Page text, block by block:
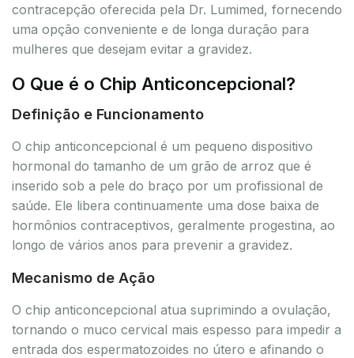
contracepção oferecida pela Dr. Lumimed, fornecendo
uma opção conveniente e de longa duração para
mulheres que desejam evitar a gravidez.
O Que é o Chip Anticoncepcional?
Definição e Funcionamento
O chip anticoncepcional é um pequeno dispositivo
hormonal do tamanho de um grão de arroz que é
inserido sob a pele do braço por um profissional de
saúde. Ele libera continuamente uma dose baixa de
hormônios contraceptivos, geralmente progestina, ao
longo de vários anos para prevenir a gravidez.
Mecanismo de Ação
O chip anticoncepcional atua suprimindo a ovulação,
tornando o muco cervical mais espesso para impedir a
entrada dos espermatozoides no útero e afinando o